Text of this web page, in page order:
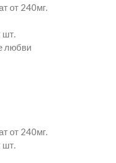
от 240мг.
шт.
любви
от 240мг.
шт.